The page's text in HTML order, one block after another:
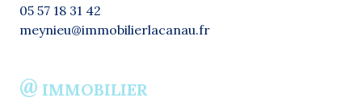
05 57 18 31 42
meynieu@immobilierlacanau.fr
@ IMMOBILIER